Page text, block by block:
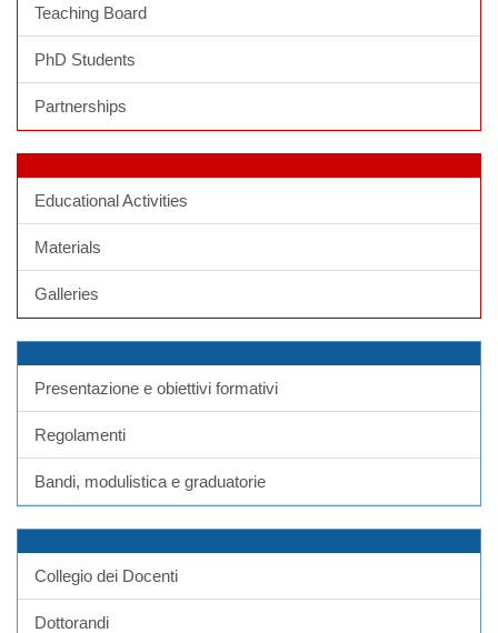
Teaching Board
PhD Students
Partnerships
Educational Activities
Materials
Galleries
Presentazione e obiettivi formativi
Regolamenti
Bandi, modulistica e graduatorie
Collegio dei Docenti
Dottorandi